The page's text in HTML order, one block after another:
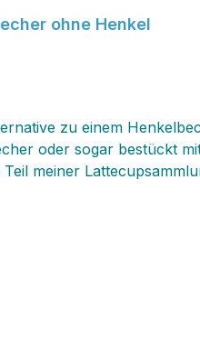
ohne Henkel
zu einem
oder sogar bestückt
meiner